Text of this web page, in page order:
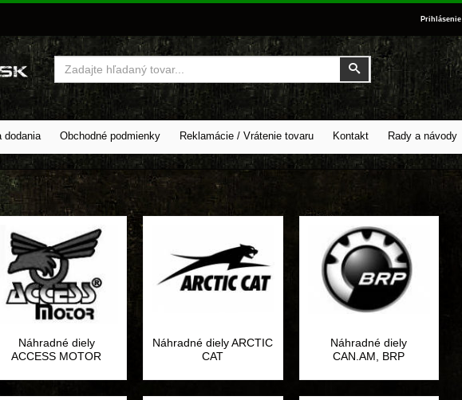
Prihlásenie
Vyhľadať
Vyhľadať
dodania Obchodné podmienky Reklamácie / Vrátenie tovaru Kontakt Rady a návody
Náhradné diely
ACCESS MOTOR
Náhradné diely ARCTIC
CAT
Náhradné diely
CAN.AM, BRP